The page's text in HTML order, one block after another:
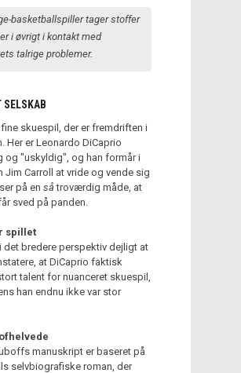
basketballspiller tager stoffer
i øvrigt i kontakt med
talrige problemer.
SELSKAB
fine skuespil, der er fremdriften i
Her er Leonardo DiCaprio
og "uskyldig", og han formår i
Jim Carroll at vride og vende sig
på en så troværdig måde, at
sved på panden.
spillet
det bredere perspektiv dejligt at
at DiCaprio faktisk
talent for nuanceret skuespil,
han endnu ikke var stor
manuskript er baseret på
selvbiografiske roman, der